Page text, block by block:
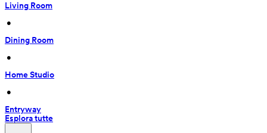
Living Room
•
Dining Room
•
Home Studio
•
Entryway
Esplora tutte